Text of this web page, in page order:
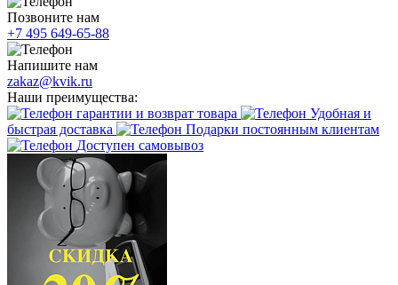
Позвоните нам
+7 495 649-65-88
Напишите нам
zakaz@kvik.ru
Наши преимущества:
гарантии и возврат товара
Удобная и
быстрая доставка
Подарки постоянным клиентам
Доступен самовывоз